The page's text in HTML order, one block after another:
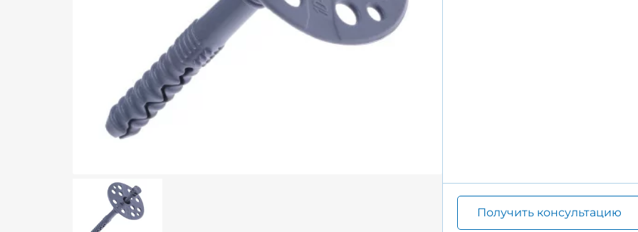
Получить консультацию